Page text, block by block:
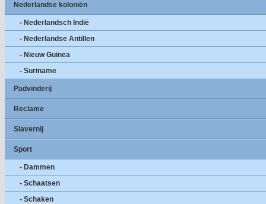
Nederlandse koloniën
- Nederlandsch Indië
- Nederlandse Antillen
- Nieuw Guinea
- Suriname
Padvinderij
Reclame
Slavernij
Sport
- Dammen
- Schaatsen
- Schaken